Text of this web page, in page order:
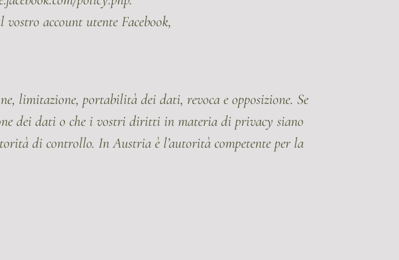
account utente Facebook,
limitazione, portabilità dei dati, revoca e opposizione. Se
dei dati o che i vostri diritti in materia di privacy siano
di controllo. In Austria è l’autorità competente per la